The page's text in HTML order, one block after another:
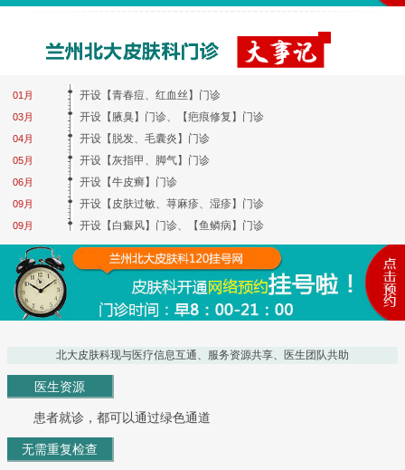
01月
03月
04月
05月
06月
09月
09月
开设【青春痘、红血丝】门诊
开设【腋臭】门诊、【疤痕修复】门诊
开设【脱发、毛囊炎】门诊
开设【灰指甲、脚气】门诊
开设【牛皮癣】门诊
开设【皮肤过敏、荨麻疹、湿疹】门诊
开设【白癜风】门诊、【鱼鳞病】门诊
北大皮肤科现与医疗信息互通、服务资源共享、医生团队共助
医生资源
患者就诊，都可以通过绿色通道
无需重复检查